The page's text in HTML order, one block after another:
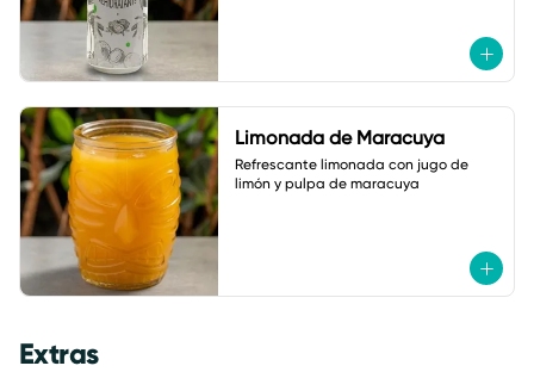
Limonada de Maracuya
Refrescante limonada con jugo de
limón y pulpa de maracuya
Extras